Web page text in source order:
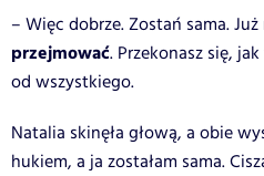
– Więc dobrze. Zostań sama. Już
przejmować. Przekonasz się,
od wszystkiego.
Natalia skinęła głową, a obie
hukiem, a ja zostałam sama.